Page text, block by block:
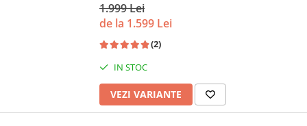
1.999 Lei
de la 1.599 Lei
(2)
IN STOC
VEZI VARIANTE